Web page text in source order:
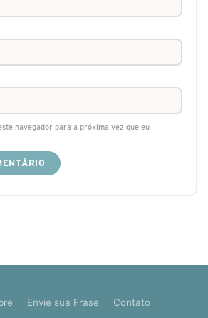
navegador para a próxima vez que eu
Envie sua Frase Contato